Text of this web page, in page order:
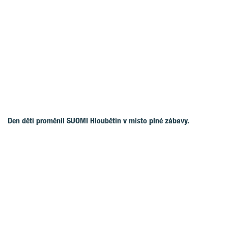
Den dětí proměnil SUOMI Hloubětín v místo plné zábavy.